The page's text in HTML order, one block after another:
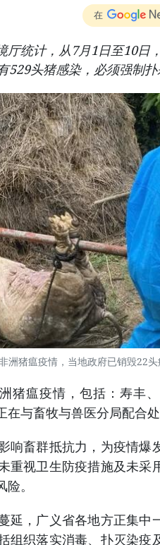
在
厅统计，从7月1日至10日
头猪感染，必须强制扑
洲猪瘟疫情，当地政府已销毁22头
猪瘟疫情，包括：寿丰
与畜牧与兽医分局配合处
响畜群抵抗力，为疫情爆
重视卫生防疫措施及未采
。
延，广义省各地方正集中
组织落实消毒、扑灭染疫